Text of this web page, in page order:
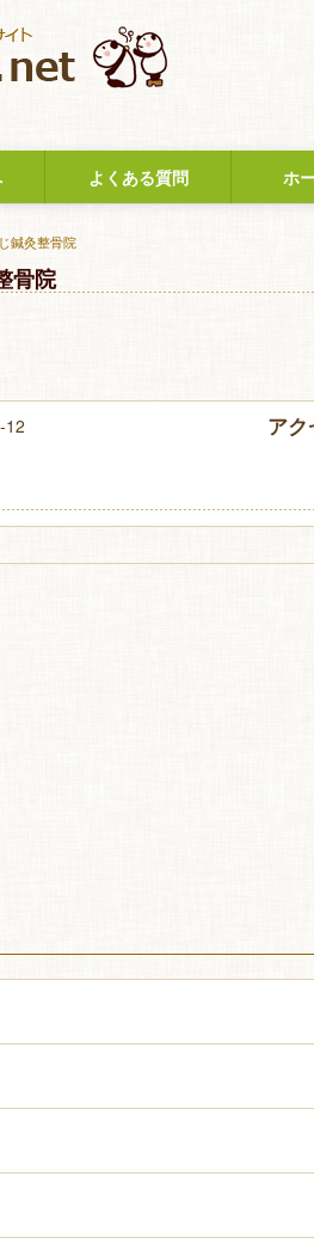
よくある質問 ホ
鍼灸整骨院
骨院
12 アク